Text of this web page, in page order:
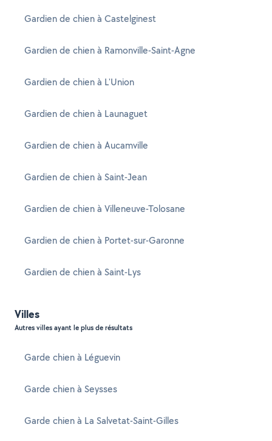
Gardien de chien à Castelginest
Gardien de chien à Ramonville-Saint-Agne
Gardien de chien à L'Union
Gardien de chien à Launaguet
Gardien de chien à Aucamville
Gardien de chien à Saint-Jean
Gardien de chien à Villeneuve-Tolosane
Gardien de chien à Portet-sur-Garonne
Gardien de chien à Saint-Lys
Villes
Autres villes ayant le plus de résultats
Garde chien à Léguevin
Garde chien à Seysses
Garde chien à La Salvetat-Saint-Gilles